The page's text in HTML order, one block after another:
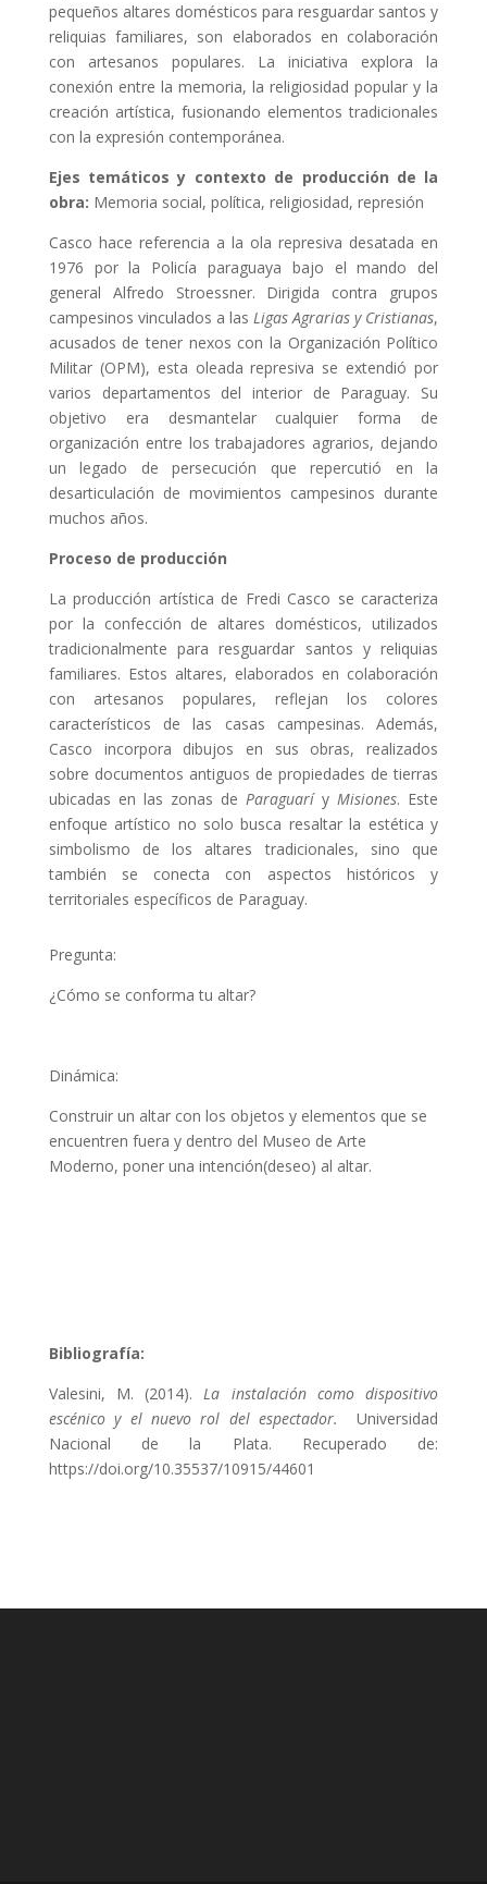
pequeños altares domésticos para resguardar santos y
reliquias familiares, son elaborados en colaboración
con artesanos populares. La iniciativa explora la
conexión entre la memoria, la religiosidad popular y la
creación artística, fusionando elementos tradicionales
con la expresión contemporánea.
Ejes temáticos y contexto de producción de la
obra: Memoria social, política, religiosidad, represión
Casco hace referencia a la ola represiva desatada en
1976 por la Policía paraguaya bajo el mando del
general Alfredo Stroessner. Dirigida contra grupos
campesinos vinculados a lasLigas Agrarias y Cristianas,
acusados de tener nexos con la Organización Político
Militar (OPM), esta oleada represiva se extendió por
varios departamentos del interior de Paraguay. Su
objetivo era desmantelar cualquier forma de
organización entre los trabajadores agrarios, dejando
un legado de persecución que repercutió en la
desarticulación de movimientos campesinos durante
muchos años.
Proceso de producción
La producción artística de Fredi Casco se caracteriza
por la confección de altares domésticos, utilizados
tradicionalmente para resguardar santos y reliquias
familiares. Estos altares, elaborados en colaboración
con artesanos populares, reflejan los colores
característicos de las casas campesinas. Además,
Casco incorpora dibujos en sus obras, realizados
sobre documentos antiguos de propiedades de tierras
ubicadas en las zonas deParaguaríyMisiones. Este
enfoque artístico no solo busca resaltar la estética y
simbolismo de los altares tradicionales, sino que
también se conecta con aspectos históricos y
territoriales específicos de Paraguay.
Pregunta:
¿Cómo se conforma tu altar?
Dinámica:
Construir un altar con los objetos y elementos que se
encuentren fuera y dentro del Museo de Arte
Moderno, poner una intención(deseo) al altar.
Bibliografía:
Valesini, M. (2014). La instalación como dispositivo
escénico y el nuevo rol del espectador.Universidad
Nacional de la Plata. Recuperado de:
https://doi.org/10.35537/10915/44601